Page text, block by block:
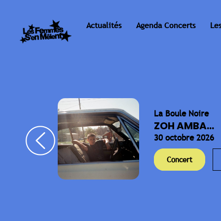
Actualités Agenda Concerts
La Boule Noire
ZOH AMBA...
30 octobre 2026
Concert